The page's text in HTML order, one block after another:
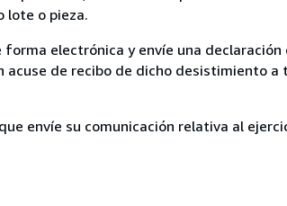
lote o pieza.
electrónica y envíe una
acuse de recibo de dicho desistimiento
envíe su comunicación relativa al